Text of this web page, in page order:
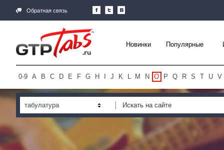
Обратная связь
Новинки Популярные
0-9 A B C D E F G H J K L M N O P Q R S T U V
табулатура